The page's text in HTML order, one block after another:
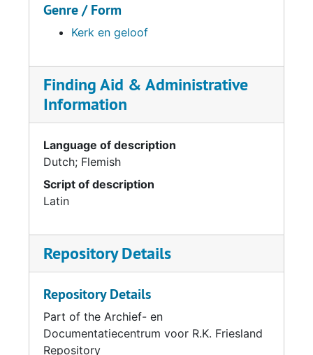
Genre / Form
Kerk en geloof
Finding Aid & Administrative
Information
Language of description
Dutch; Flemish
Script of description
Latin
Repository Details
Repository Details
Part of the Archief- en
Documentatiecentrum voor R.K. Friesland
Repository